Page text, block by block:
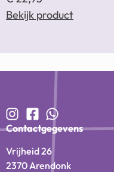
Bekijk product
Contactgegevens
Vrijheid 26
2370 Arendonk